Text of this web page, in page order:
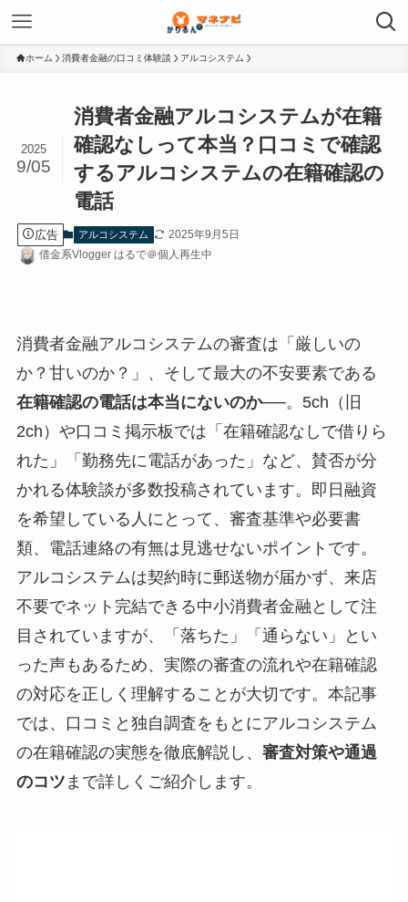
ホーム 消費者金融の口コミ体験談 アルコシステム
消費者金融アルコシステムが在籍
確認なしって本当？口コミで確認
するアルコシステムの在籍確認の
電話
2025
9/05
広告 アルコシステム
2025年9月5日
借金系Vlogger はるで＠個人再生中
消費者金融アルコシステムの審査は「厳しいの
か？甘いのか？」、そして最大の不安要素である
在籍確認の電話は本当にないのか──。5ch（旧
2ch）や口コミ掲示板では「在籍確認なしで借りら
れた」「勤務先に電話があった」など、賛否が分
かれる体験談が多数投稿されています。即日融資
を希望している人にとって、審査基準や必要書
類、電話連絡の有無は見逃せないポイントです。
アルコシステムは契約時に郵送物が届かず、来店
不要でネット完結できる中小消費者金融として注
目されていますが、「落ちた」「通らない」とい
った声もあるため、実際の審査の流れや在籍確認
の対応を正しく理解することが大切です。本記事
では、口コミと独自調査をもとにアルコシステム
の在籍確認の実態を徹底解説し、 審査対策や通過
のコツ まで詳しくご紹介します。